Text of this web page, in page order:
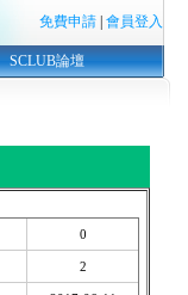
免費申請 會員登入
SCLUB論壇
0
2